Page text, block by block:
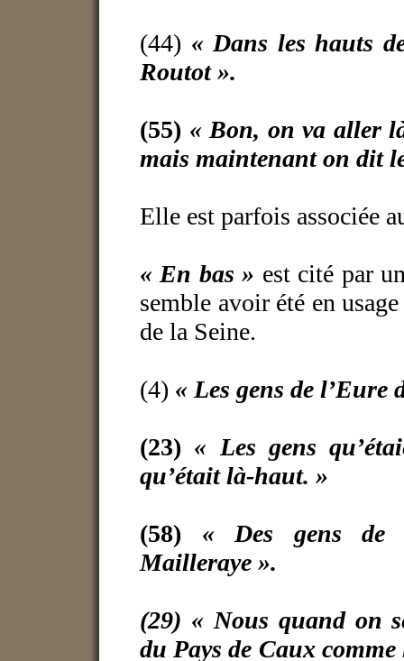
(44) « Dans les hauts
Routot ».
(55) « Bon, on va aller
mais maintenant on dit
Elle est parfois associée
« En bas » est cité par
semble avoir été en
de la Seine.
(4) « Les gens de
(23) « Les gens
qu’était là-haut. »
(58) « Des gens de
Mailleraye ».
(29) « Nous quand on
du Pays de Caux